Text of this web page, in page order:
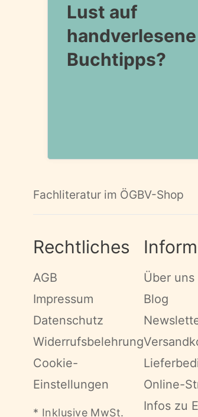
Lust auf
handverlesene
Buchtipps?
Fachliteratur im ÖGBV-Shop
Rechtliches
AGB
Impressum
Datenschutz
Widerrufsbelehrung
Cookie-
Einstellungen
* Inklusive MwSt.
Über uns
Blog
Online-
Infos zu